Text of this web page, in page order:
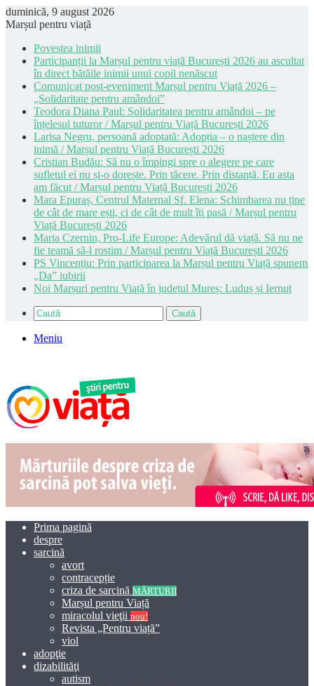
duminică, 9 august 2026
Marșul pentru viață
Povestea inimii
Participanții la Marșul pentru viață București 2026 au ascultat
în direct bătăile inimii unui copil nenăscut
Comunicat post-eveniment Marșul pentru Viață 2026 –
„Solidaritate pentru amândoi”
Teodora Diana Paul: Solidaritatea pentru amândoi – pe
înțelesul tuturor / Marșul pentru Viață București 2026
Larisa Negru, persoană adoptată: Adopția – o naștere din
inimă / Marșul pentru Viață București 2026
Cristian Budău: Să nu o împingi spre o alegere pe care
sufletul ei nu și-o dorește. Prin tăcere. Prin distanță. Eu asta
am făcut / Marșul pentru Viață București 2026
Mara Epuraș, Centrul Maternal Sf. Elena: Schimbarea nu ține
de cât de mare ești, ci de cât de mult îți pasă / Marșul pentru
Viață București 2026
Maria Czernin, Pro-Life Europe: Adevărul dă viață. Să nu ne
fie teamă să-l rostim / Marșul pentru Viață București 2026
PS Vincențiu: Prin participarea la Marșul pentru Viață spunem
„Da” iubirii
Noi Marșuri pentru Viață în județul Mureș: Luduș și Iernut
Caută
Meniu
Prima pagină
despre
sarcină
avort
contracepție
criza de sarcină MĂRTURII
Marșul pentru Viață
miracolul vieţii nou!
Revista „Pentru viață”
viol
adopţie
dizabilităţi
autism